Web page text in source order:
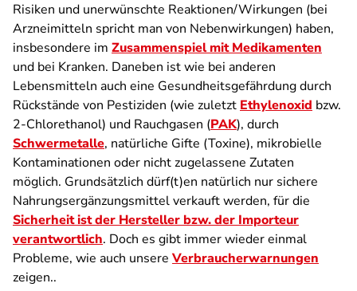
Risiken und unerwünschte Reaktionen/Wirkungen (bei
Arzneimitteln spricht man von Nebenwirkungen) haben,
insbesondere im Zusammenspiel mit Medikamenten
und bei Kranken. Daneben ist wie bei anderen
Lebensmitteln auch eine Gesundheitsgefährdung durch
Rückstände von Pestiziden (wie zuletzt Ethylenoxid bzw.
2-Chlorethanol) und Rauchgasen (PAK), durch
Schwermetalle, natürliche Gifte (Toxine), mikrobielle
Kontaminationen oder nicht zugelassene Zutaten
möglich. Grundsätzlich dürf(t)en natürlich nur sichere
Nahrungsergänzungsmittel verkauft werden, für die
Sicherheit ist der Hersteller bzw. der Importeur
verantwortlich. Doch es gibt immer wieder einmal
Probleme, wie auch unsere Verbraucherwarnungen
zeigen..